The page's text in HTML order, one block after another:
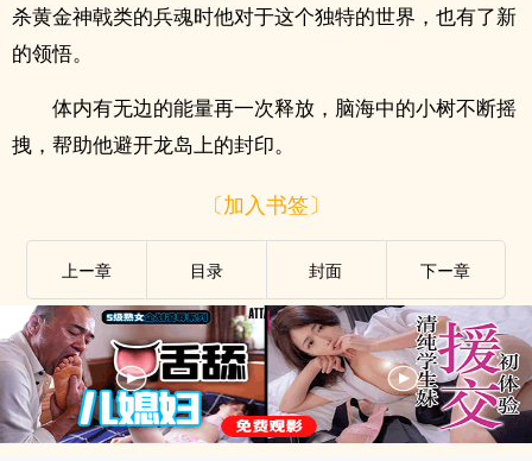
杀黄金神戟类的兵魂时他对于这个独特的世界，也有了新
的领悟。
体内有无边的能量再一次释放，脑海中的小树不断摇
拽，帮助他避开龙岛上的封印。
〔加入书签〕
上ー章 目录 封面 下ー章